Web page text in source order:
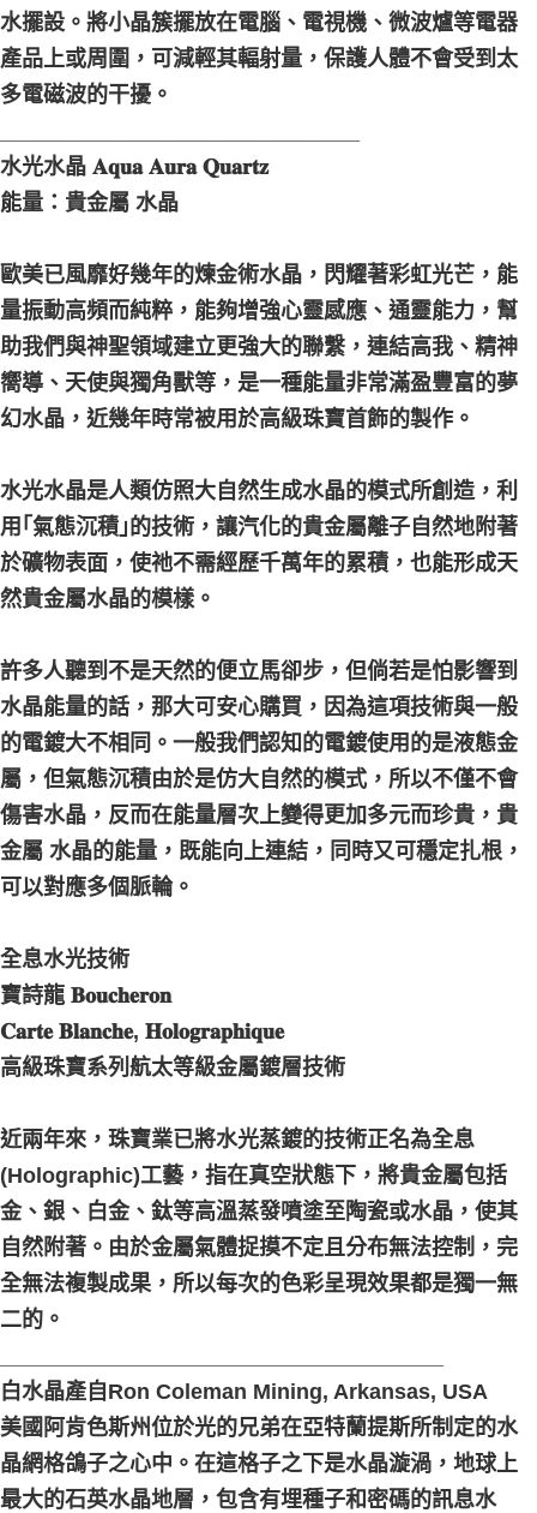
水擺設。將小晶簇擺放在電腦、電視機、微波爐等電器
產品上或周圍，可減輕其輻射量，保護人體不會受到太
多電磁波的干擾。
水光水晶 𝐀𝐪𝐮𝐚 𝐀𝐮𝐫𝐚 𝐐𝐮𝐚𝐫𝐭𝐳
能量：貴金屬 水晶
歐美已風靡好幾年的煉金術水晶，閃耀著彩虹光芒，能
量振動高頻而純粹，能夠增強心靈感應、通靈能力，幫
助我們與神聖領域建立更強大的聯繫，連結高我、精神
嚮導、天使與獨角獸等，是一種能量非常滿盈豐富的夢
幻水晶，近幾年時常被用於高級珠寶首飾的製作。
水光水晶是人類仿照大自然生成水晶的模式所創造，利
用｢氣態沉積｣的技術，讓汽化的貴金屬離子自然地附著
於礦物表面，使祂不需經歷千萬年的累積，也能形成天
然貴金屬水晶的模樣。
許多人聽到不是天然的便立馬卻步，但倘若是怕影響到
水晶能量的話，那大可安心購買，因為這項技術與一般
的電鍍大不相同。一般我們認知的電鍍使用的是液態金
屬，但氣態沉積由於是仿大自然的模式，所以不僅不會
傷害水晶，反而在能量層次上變得更加多元而珍貴，貴
金屬 水晶的能量，既能向上連結，同時又可穩定扎根，
可以對應多個脈輪。
全息水光技術
寶詩龍 𝐁𝐨𝐮𝐜𝐡𝐞𝐫𝐨𝐧
𝐂𝐚𝐫𝐭𝐞 𝐁𝐥𝐚𝐧𝐜𝐡𝐞, 𝐇𝐨𝐥𝐨𝐠𝐫𝐚𝐩𝐡𝐢𝐪𝐮𝐞
高級珠寶系列航太等級金屬鍍層技術
近兩年來，珠寶業已將水光蒸鍍的技術正名為全息
(Holographic)工藝，指在真空狀態下，將貴金屬包括
金、銀、白金、鈦等高溫蒸發噴塗至陶瓷或水晶，使其
自然附著。由於金屬氣體捉摸不定且分布無法控制，完
全無法複製成果，所以每次的色彩呈現效果都是獨一無
二的。
白水晶產自Ron Coleman Mining, Arkansas, USA
美國阿肯色斯州位於光的兄弟在亞特蘭提斯所制定的水
晶網格鴿子之心中。在這格子之下是水晶漩渦，地球上
最大的石英水晶地層，包含有埋種子和密碼的訊息水